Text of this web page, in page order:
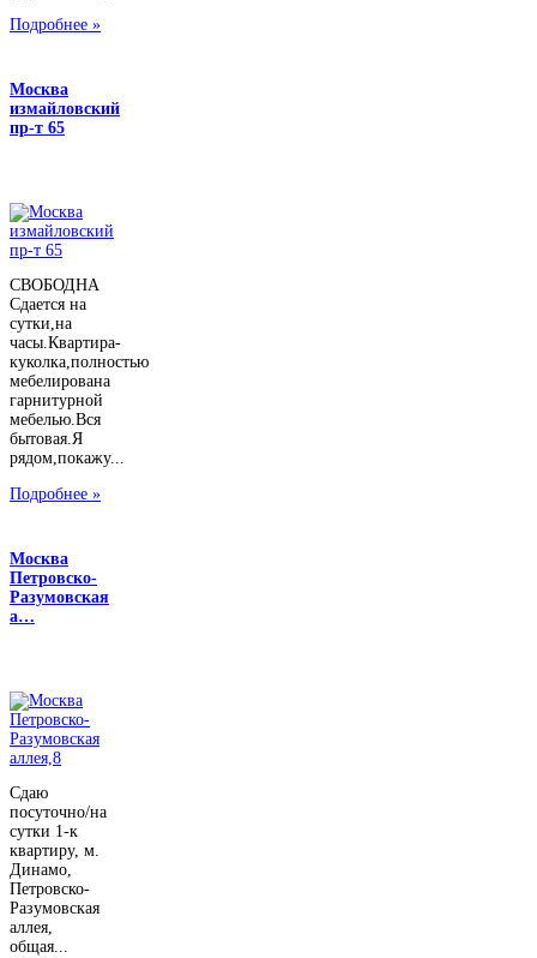
Подробнее »
Москва
измайловский
пр-т 65
СВОБОДНА
Сдается на
сутки,на
часы.Квартира-
куколка,полностью
мебелирована
гарнитурной
мебелью.Вся
бытовая.Я
рядом,покажу...
Подробнее »
Москва
Петровско-
Разумовская
а…
Сдаю
посуточно/на
сутки 1-к
квартиру, м.
Динамо,
Петровско-
Разумовская
аллея,
общая...